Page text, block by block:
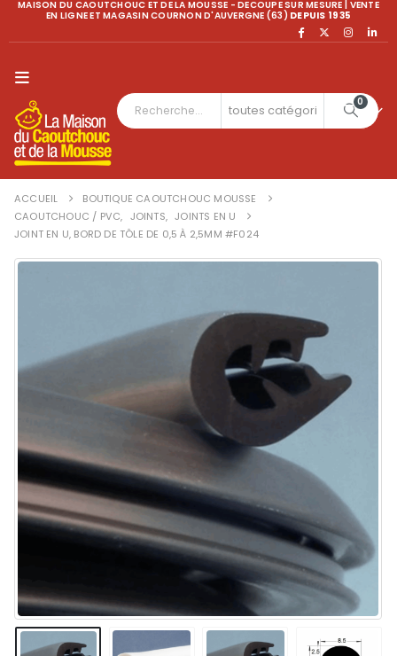
MAISON DU CAOUTCHOUC ET DE LA MOUSSE - DECOUPE SUR MESURE | VENTE
EN LIGNE ET MAGASIN COURNON D'AUVERGNE (63) DEPUIS 1935
0
ACCUEIL
BOUTIQUE CAOUTCHOUC MOUSSE
CAOUTCHOUC / PVC, JOINTS, JOINTS EN U
JOINT EN U, BORD DE TÔLE DE 0,5 À 2,5MM #F024